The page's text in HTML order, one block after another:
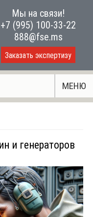
Мы на связи!
+7 (995) 100-33-22
888@fse.ms
Заказать экспертизу
МЕНЮ
и генераторов